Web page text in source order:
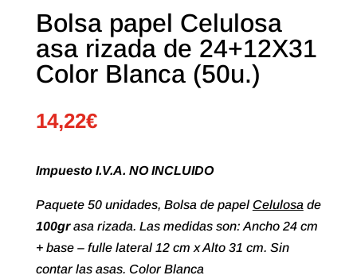
Bolsa papel Celulosa
asa rizada de 24+12X31
Color Blanca (50u.)
14,22€
Impuesto I.V.A. NO INCLUIDO
Paquete 50 unidades, Bolsa de papel Celulosa de
100grasa rizada. Las medidas son: Ancho 24 cm
+ base – fulle lateral 12 cm x Alto 31 cm. Sin
contar las asas. Color Blanca